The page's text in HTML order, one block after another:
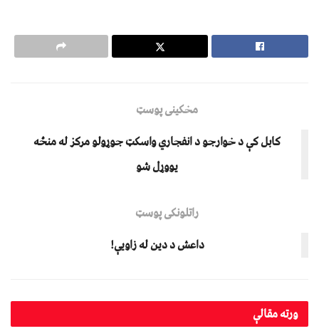
مخکینی پوسټ
کابل کې د خوارجو د انفجاري واسکټ جوړولو مرکز له منځه
یووړل شو
راتلونکی پوسټ
داعش د دین له زاویې!
ورتهمقالې